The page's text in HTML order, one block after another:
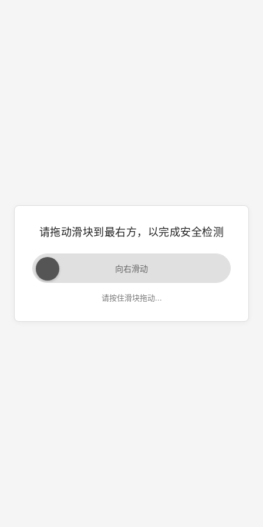
请拖动滑块到最右方，以完成安全检测
向右滑动
请按住滑块拖动...